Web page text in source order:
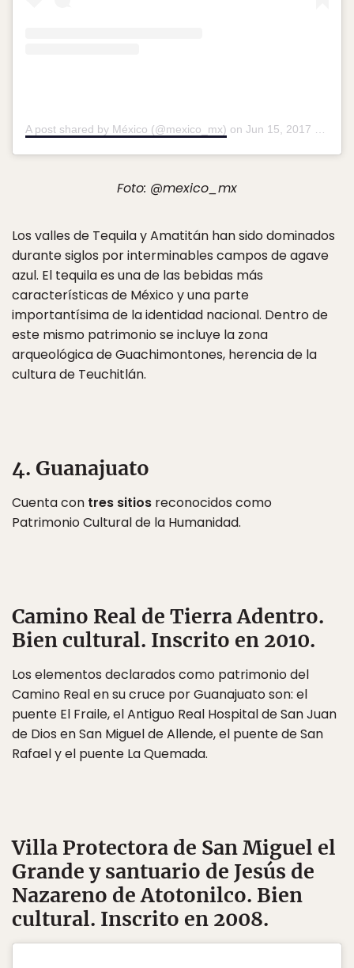
A post shared by México (@mexico_mx) on Jun 15, 2017 at 9:40am PDT
Foto: @mexico_mx
Los valles de Tequila y Amatitán han sido dominados
durante siglos por interminables campos de agave
azul. El tequila es una de las bebidas más
características de México y una parte
importantísima de la identidad nacional. Dentro de
este mismo patrimonio se incluye la zona
arqueológica de Guachimontones, herencia de la
cultura de Teuchitlán.
4. Guanajuato
Cuenta con tres sitios reconocidos como
Patrimonio Cultural de la Humanidad.
Camino Real de Tierra Adentro.
Bien cultural. Inscrito en 2010.
Los elementos declarados como patrimonio del
Camino Real en su cruce por Guanajuato son: el
puente El Fraile, el Antiguo Real Hospital de San Juan
de Dios en San Miguel de Allende, el puente de San
Rafael y el puente La Quemada.
Villa Protectora de San Miguel el
Grande y santuario de Jesús de
Nazareno de Atotonilco. Bien
cultural. Inscrito en 2008.